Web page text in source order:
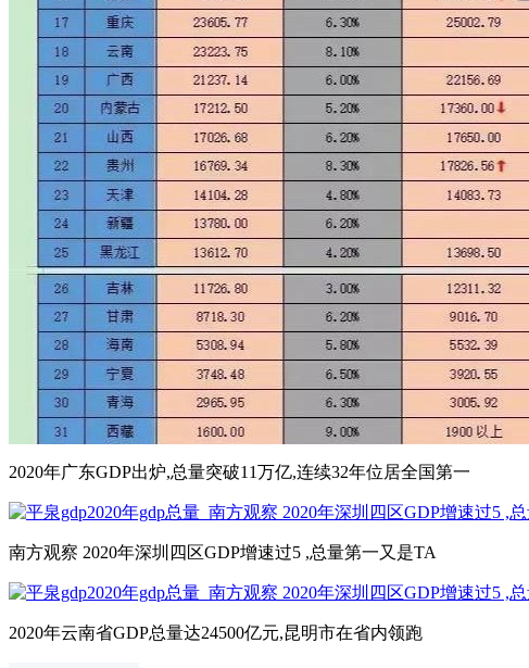
2020年广东GDP出炉,总量突破11万亿,连续32年位居全国第一
南方观察 2020年深圳四区GDP增速过5 ,总量第一又是TA
2020年云南省GDP总量达24500亿元,昆明市在省内领跑